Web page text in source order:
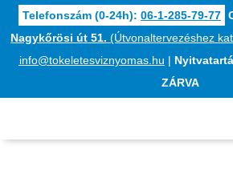
Telefonszám (0-24h): 06-1-285-79-77
Nagykőrösi út 51. (Útvonaltervezéshez
info@tokeletesviznyomas.hu |
ZÁRVA